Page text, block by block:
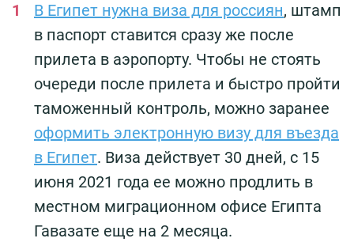
В Египет нужна виза для россиян, штамп
в паспорт ставится сразу же после
прилета в аэропорту. Чтобы не стоять
очереди после прилета и быстро пройти
таможенный контроль, можно заранее
оформить электронную визу для въезда
в Египет. Виза действует 30 дней, с 15
июня 2021 года ее можно продлить в
местном миграционном офисе Египта
Гавазате еще на 2 месяца.